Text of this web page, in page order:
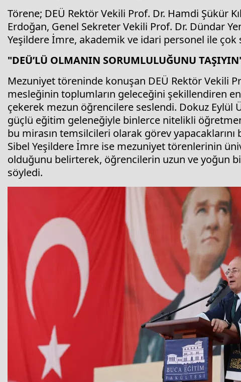
Törene; DEÜ Rektör Vekili Prof. Dr. Hamdi Şükür
Erdoğan, Genel Sekreter Vekili Prof. Dr. Dündar
Yeşildere İmre, akademik ve idari personel ile çok
"DEÜ’LÜ OLMANIN SORUMLULUĞUNU
Mezuniyet töreninde konuşan DEÜ Rektör Vekili
mesleğinin toplumların geleceğini şekillendiren
çekerek mezun öğrencilere seslendi. Dokuz
güçlü eğitim geleneğiyle binlerce nitelikli
bu mirasın temsilcileri olarak görev
Sibel Yeşildere İmre ise mezuniyet törenlerinin
olduğunu belirterek, öğrencilerin uzun ve yoğun
söyledi.